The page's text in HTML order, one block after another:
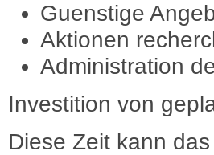
Guenstige
Aktionen
Administration
Investition von
Diese Zeit kann